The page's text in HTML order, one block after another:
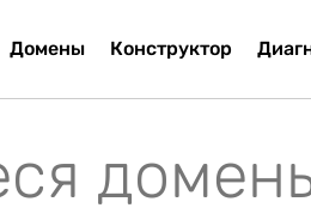
Домены Конструктор